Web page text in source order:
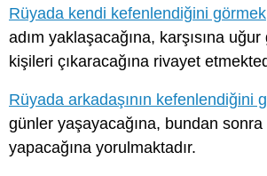
Rüyada kendi kefenlendiğini görmek
adım yaklaşacağına, karşısına
kişileri çıkaracağına rivayet
Rüyada arkadaşının kefenlendiğini
günler yaşayacağına, bundan sonra
yapacağına yorulmaktadır.